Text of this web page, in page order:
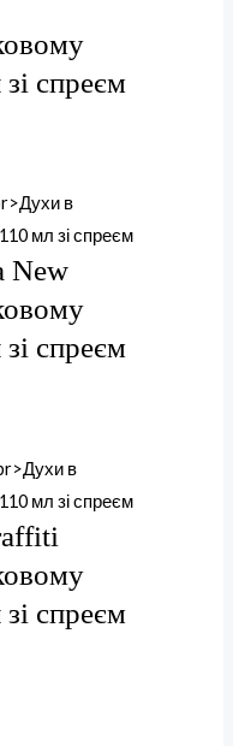
спреєм
New
спреєм
спреєм